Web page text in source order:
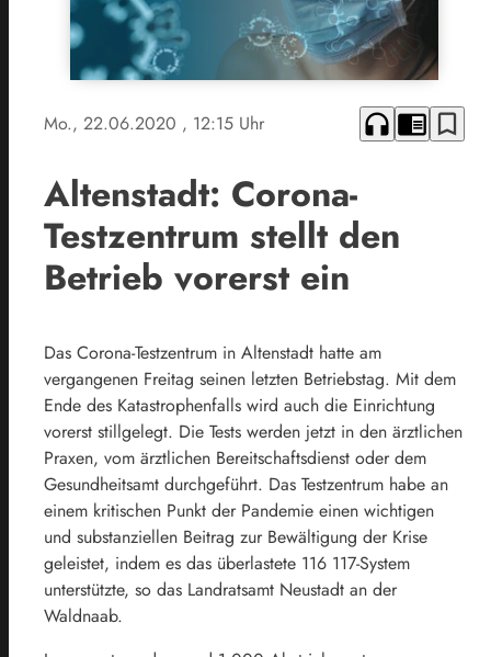
Mo., 22.06.2020 , 12:15 Uhr headphones chrome_reader_mode bookmark_border
Altenstadt: Corona-
Testzentrum stellt den
Betrieb vorerst ein
Das Corona-Testzentrum in Altenstadt hatte am
vergangenen Freitag seinen letzten Betriebstag. Mit dem
Ende des Katastrophenfalls wird auch die Einrichtung
vorerst stillgelegt. Die Tests werden jetzt in den ärztlichen
Praxen, vom ärztlichen Bereitschaftsdienst oder dem
Gesundheitsamt durchgeführt. Das Testzentrum habe an
einem kritischen Punkt der Pandemie einen wichtigen
und substanziellen Beitrag zur Bewältigung der Krise
geleistet, indem es das überlastete 116 117-System
unterstützte, so das Landratsamt Neustadt an der
Waldnaab.